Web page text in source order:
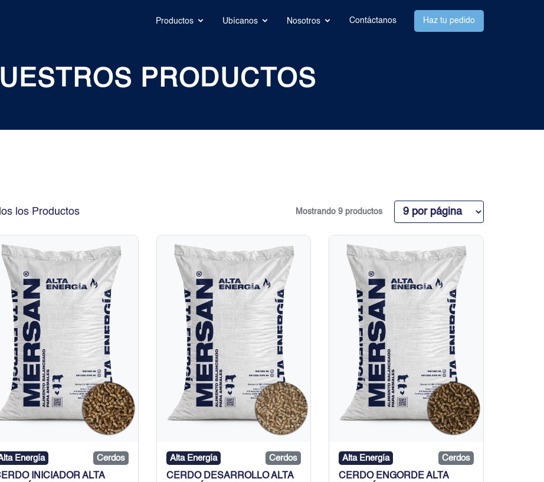
Productos Ubícanos Nosotros Contáctanos Haz tu pedido
PRODUCTOS
los Productos Mostrando 9 productos
Energía Cerdos
INICIADOR ALTA
Alta Energía Cerdos
CERDO DESARROLLO ALTA
Alta Energía Cerdos
CERDO ENGORDE ALTA